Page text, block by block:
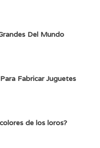
Del Mundo
Fabricar Juguetes
de los loros?